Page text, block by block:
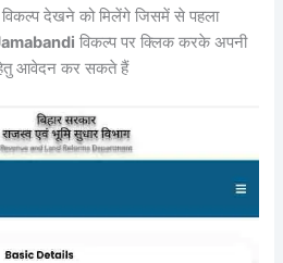
देखने को मिलेंगे जिसमें से पहला
विकल्प पर क्लिक करके अपनी
हेतु आवेदन कर सकते हैं